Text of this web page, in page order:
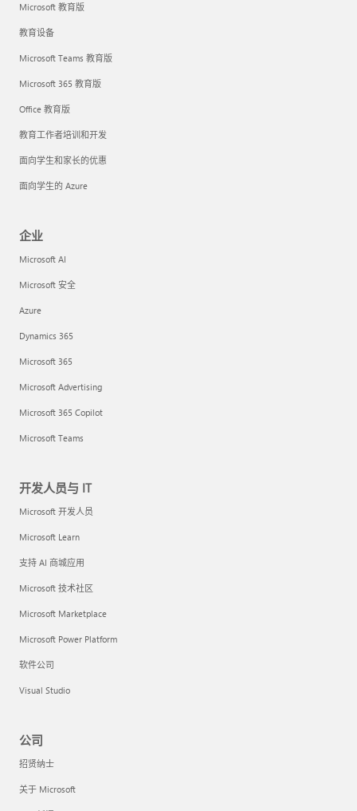
Microsoft 教育版
教育设备
Microsoft Teams 教育版
Microsoft 365 教育版
Office 教育版
教育工作者培训和开发
面向学生和家长的优惠
面向学生的 Azure
企业
Microsoft AI
Microsoft 安全
Azure
Dynamics 365
Microsoft 365
Microsoft Advertising
Microsoft 365 Copilot
Microsoft Teams
开发人员与 IT
Microsoft 开发人员
Microsoft Learn
支持 AI 商城应用
Microsoft 技术社区
Microsoft Marketplace
Microsoft Power Platform
软件公司
Visual Studio
公司
招贤纳士
关于 Microsoft